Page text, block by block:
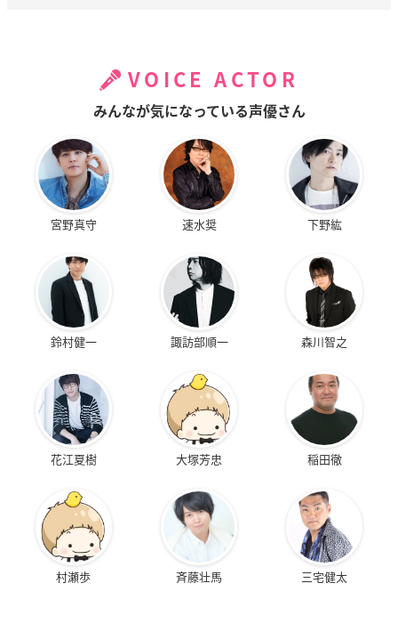
VOICE ACTOR
みんなが気になっている声優さん
宮野真守 速水奨 下野紘
鈴村健一 諏訪部順一 森川智之
花江夏樹 大塚芳忠 稲田徹
村瀬歩 斉藤壮馬 三宅健太